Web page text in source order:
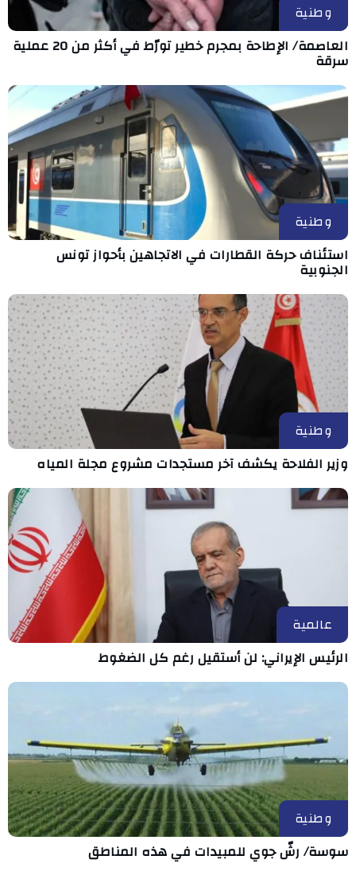
وطنية
العاصمة/ الإطاحة بمجرم خطير تورّط في أكثر من 20 عملية
سرقة
وطنية
استئناف حركة القطارات في الاتجاهين بأحواز تونس
الجنوبية
وطنية
وزير الفلاحة يكشف آخر مستجدات مشروع مجلة المياه
عالمية
الرئيس الإيراني: لن أستقيل رغم كل الضغوط
وطنية
سوسة/ رشّ جوي للمبيدات في هذه المناطق